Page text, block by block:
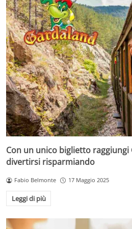
Con un unico biglietto raggiungi
divertirsi risparmiando
Fabio Belmonte 17 Maggio 2025
Leggi di più